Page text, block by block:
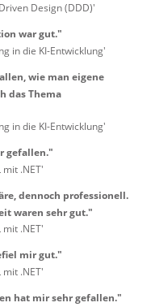
Design (DDD)'
war gut."
in die KI-Entwicklung'
wie man eigene
das Thema
in die KI-Entwicklung'
gefallen."
.NET'
dennoch professionell.
waren sehr gut."
.NET'
mir gut."
.NET'
hat mir sehr gefallen."